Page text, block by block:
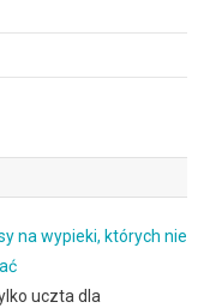
na wypieki, których nie
uczta dla